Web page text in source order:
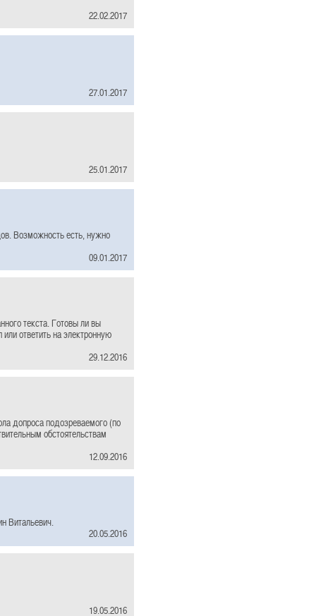
22.02.2017
27.01.2017
25.01.2017
Возможность есть, нужно
09.01.2017
текста. Готовы ли вы
ответить на электронную
29.12.2016
допроса подозреваемого (по
обстоятельствам
12.09.2016
Витальевич.
20.05.2016
19.05.2016